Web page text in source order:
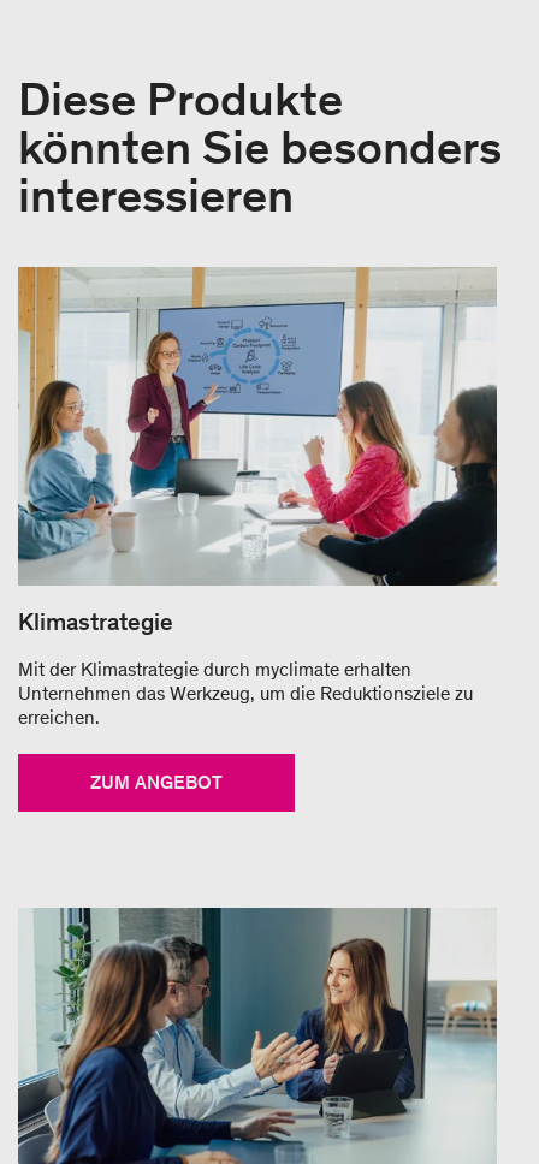
Diese Produkte
könnten Sie besonders
interessieren
Klimastrategie
Mit der Klimastrategie durch myclimate erhalten
Unternehmen das Werkzeug, um die Reduktionsziele zu
erreichen.
ZUM ANGEBOT